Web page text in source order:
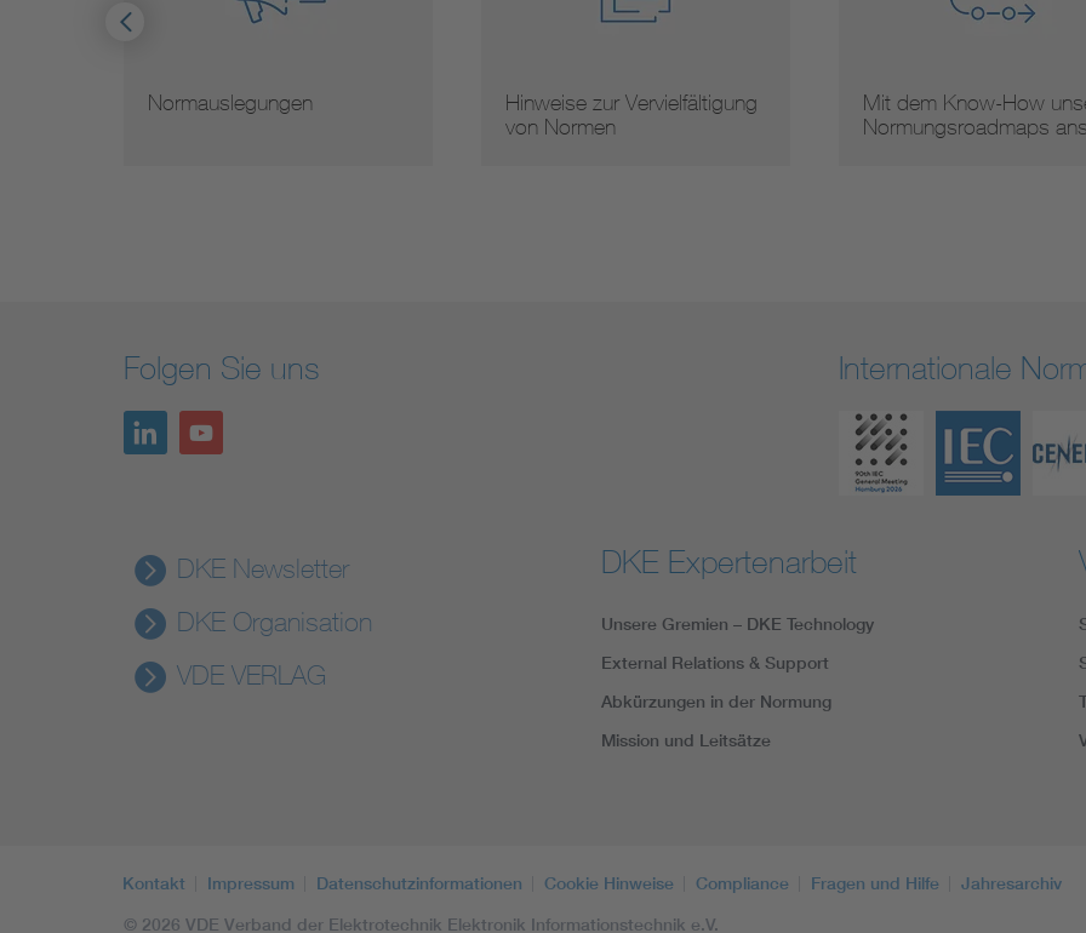
Normauslegungen
Hinweise zur Vervielfältigung
von Normen
Mit dem Know-How
Normungsroadmaps
Folgen Sie uns Internationale
DKE Newsletter
DKE Organisation
VDE VERLAG
DKE Expertenarbeit
Unsere Gremien – DKE Technology
External Relations & Support
Abkürzungen in der Normung
Mission und Leitsätze
Kontakt Impressum Datenschutzinformationen Cookie Hinweise Compliance Fragen und Hilfe
Jahresarchiv
© 2026 VDE Verband der Elektrotechnik Elektronik Informationstechnik e.V.